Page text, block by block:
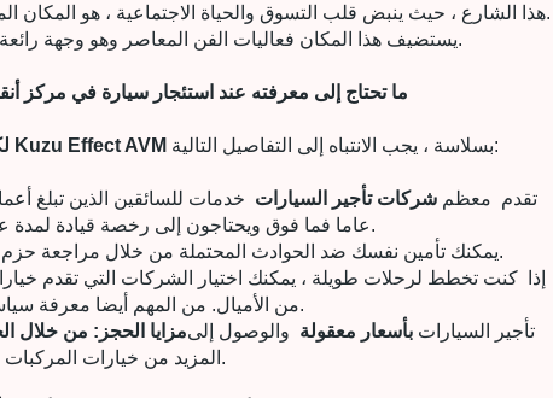
هذا الشارع ، حيث ينبض قلب التسوق والحياة الاجتماعية ، هو المكان المثالي لقضاء يوم ممتع.
يستضيف هذا المكان فعاليات الفن المعاصر وهو وجهة رائعة لمحبي الثقافة.
ما تحتاج إلى معرفته عند استئجار سيارة في مركز
لكي تسير عملية تأجير سيارتك أنقرة Kuzu Effect AVM بسلاسة ، يجب الانتباه إلى التفاصيل التالية:
تقدم معظم شركات تأجير السيارات
عاما فما فوق ويحتاجون إلى رخصة قيادة لمدة عام واحد على الأقل.
يمكنك تأمين نفسك ضد الحوادث المحتملة من خلال مراجعة حزم التأمين أثناء الإيجار.
إذا
كنت تخطط لرحلات طويلة ، يمكنك اختيار الشركات التي تقدم
من الأميال. من المهم أيضا معرفة سياسة الوقود.
مزايا الحجز: من خلال
تأجير السيارات بأسعار معقولة والوصول إلى
المزيد من خيارات المركبات.